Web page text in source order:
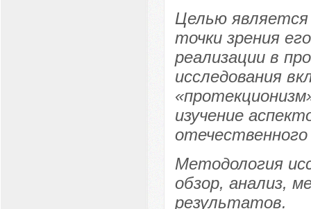
Целью является
точки зрения
реализации в
исследования
изучение
Методология
обзор, анализ,
результатов.